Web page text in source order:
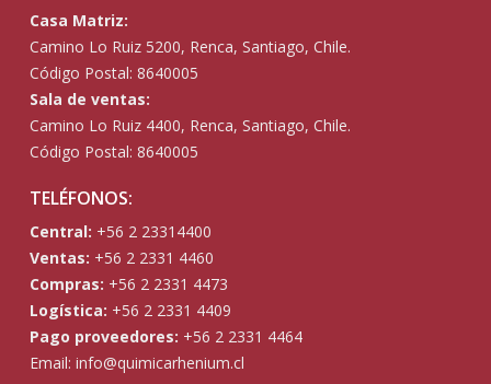
Casa Matriz:
Camino Lo Ruiz 5200, Renca, Santiago, Chile.
Código Postal: 8640005
Sala de ventas:
Camino Lo Ruiz 4400, Renca, Santiago, Chile.
Código Postal: 8640005
TELÉFONOS:
Central: +56 2 23314400
Ventas: +56 2 2331 4460
Compras: +56 2 2331 4473
Logística: +56 2 2331 4409
Pago proveedores: +56 2 2331 4464
Email: info@quimicarhenium.cl